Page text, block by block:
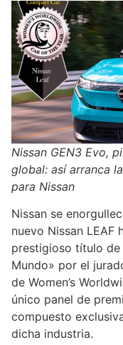
Nissan GEN3 Evo,
global: así arranca
para Nissan
Nissan se
nuevo Nissan LEAF
prestigioso título
Mundo» por el
de Women’s
único panel de
compuesto
dicha industria.